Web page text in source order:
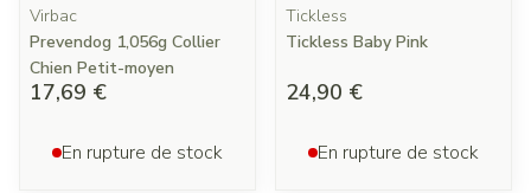
Virbac
Prevendog 1,056g Collier
Chien Petit-moyen
17,69 €
En rupture de stock
Tickless
Tickless Baby Pink
24,90 €
En rupture de stock